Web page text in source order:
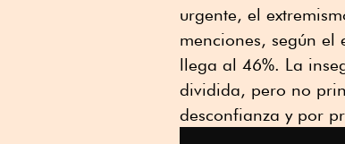
urgente, el
menciones, según el
llega al 46%. La
dividida, pero no
desconfianza y por